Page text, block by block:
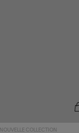
NOUVELLE COLLECTION